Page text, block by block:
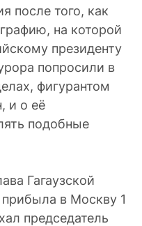
после того, как
на которой
президенту
попросили в
фигурантом
и о её
подобные
Гагаузской
в Москву 1
председатель